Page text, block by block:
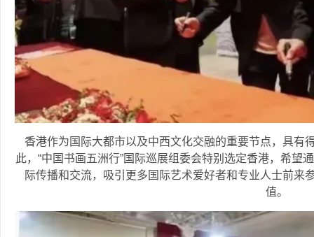
香港作为国际大都市以及中西文化交融的重要节点，具有
此，“中国书画五洲行”国际巡展组委会特别选定香港，希望
际传播和交流，吸引更多国际艺术爱好者和专业人士前来
值。